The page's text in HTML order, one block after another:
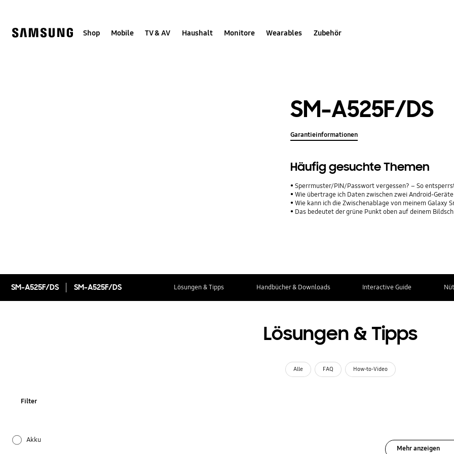
help
Shop Mobile TV & AV Haushalt Monitore Wearables Zubehör
SM-A525F/DS
Garantieinformationen
Häufig gesuchte Themen
Sperrmuster/PIN/Passwort vergessen? – So
Wie übertrage ich Daten zwischen zwei Android-
Wie kann ich die Zwischenablage von meinem Galaxy
Das bedeutet der grüne Punkt oben auf deinem
SM-A525F/DS SM-A525F/DS Lösungen & Tipps Handbücher & Downloads Interactive Guide
Lösungen & Tipps
Alle FAQ How-to-Video
Filter
Akku
Mehr anzeigen